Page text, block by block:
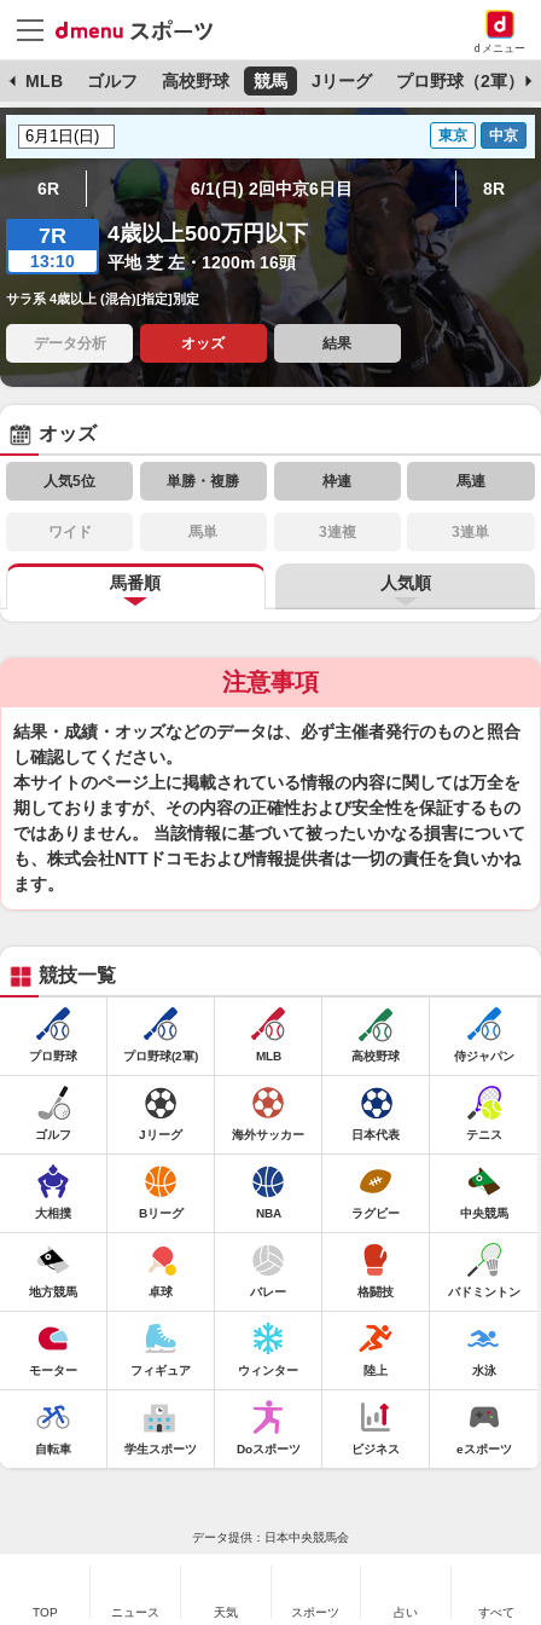
dメニュー
MLB ゴルフ 高校野球 競馬 Jリーグ プロ野球（2軍）
東京 中京
6R 6/1(日) 2回中京6日目 8R
7R
13:10
4歳以上500万円以下
平地 芝 左・1200m 16頭
サラ系 4歳以上 (混合)[指定]別定
データ分析 オッズ 結果
オッズ
人気5位 単勝・複勝 枠連 馬連
ワイド 馬単 3連複 3連単
馬番順 人気順
注意事項
結果・成績・オッズなどのデータは、必ず主催者発行のものと照合
し確認してください。
本サイトのページ上に掲載されている情報の内容に関しては万全を
期しておりますが、その内容の正確性および安全性を保証するもの
ではありません。 当該情報に基づいて被ったいかなる損害について
も、株式会社NTTドコモおよび情報提供者は一切の責任を負いかね
ます。
競技一覧
プロ野球 プロ野球(2軍) MLB 高校野球 侍ジャパン
ゴルフ Jリーグ 海外サッカー 日本代表 テニス
大相撲 Bリーグ NBA ラグビー 中央競馬
地方競馬 卓球 バレー 格闘技 バドミントン
モーター フィギュア ウィンター 陸上 水泳
自転車 学生スポーツ Doスポーツ ビジネス eスポーツ
データ提供：日本中央競馬会
TOP ニュース 天気 スポーツ 占い すべて